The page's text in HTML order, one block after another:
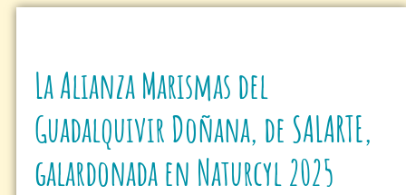
La Alianza Marismas del
Guadalquivir Doñana, de SALARTE,
galardonada en Naturcyl 2025